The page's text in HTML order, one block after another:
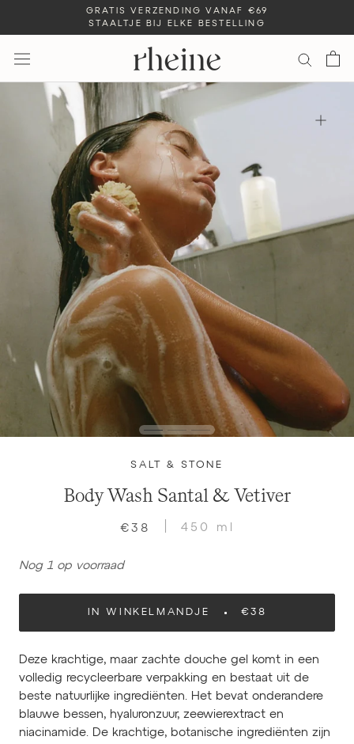
GRATIS VERZENDING VANAF €69
STAALTJE BIJ ELKE BESTELLING
SALT & STONE
Body Wash Santal & Vetiver
€38 450 ml
Nog 1 op voorraad
IN WINKELMANDJE €38
Deze krachtige, maar zachte douche gel komt in een
volledig recycleerbare verpakking en bestaat uit de
beste natuurlijke ingrediënten. Het bevat onderandere
blauwe bessen, hyaluronzuur, zeewierextract en
niacinamide. De krachtige, botanische ingrediënten zijn